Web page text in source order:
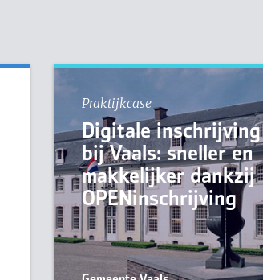
Praktijkcase
Digitale inschrijving
bij Vaals: sneller en
makkelijker dankzij
OPENinschrijving